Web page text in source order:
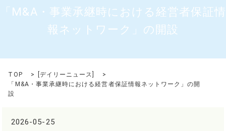
「M&A・事業承継時における経営者保証情
報ネットワーク」の開設
TOP デイリーニュース
「M&A・事業承継時における経営者保証情報ネットワーク」の開
設
2026-05-25